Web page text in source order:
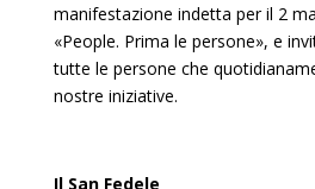
manifestazione indetta per il 2
«People. Prima le persone», e
tutte le persone che
nostre iniziative.
Il San Fedele